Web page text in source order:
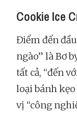
Cookie Ice
Điểm đến
ngào” là Bơ
tất cả, “đến
loại bánh
vị “công